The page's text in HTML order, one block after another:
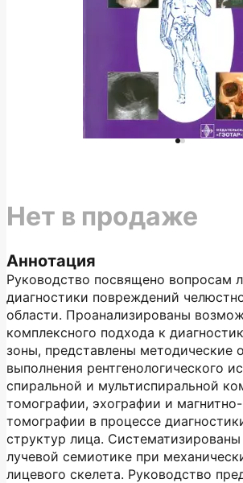
Аннотация
Руководство посвящено вопросам
диагностики повреждений
области. Проанализированы
комплексного подхода к
зоны, представлены методические
выполнения рентгенологического
спиральной и мультиспиральной
томографии, эхографии и
томографии в процессе
структур лица.
лучевой семиотике при
лицевого скелета. Руководство
Нет в продаже